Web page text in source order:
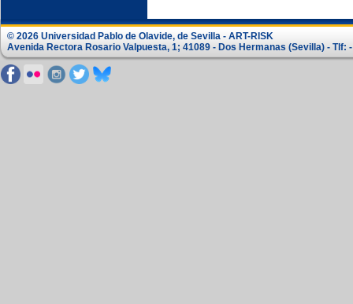
© 2026 Universidad Pablo de Olavide, de Sevilla - ART-RISK
Avenida Rectora Rosario Valpuesta, 1; 41089 - Dos Hermanas (Sevilla) - Tlf: -